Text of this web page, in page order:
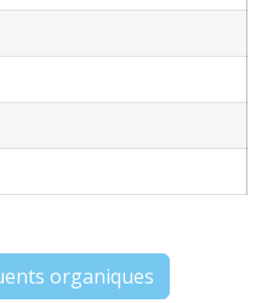
organiques